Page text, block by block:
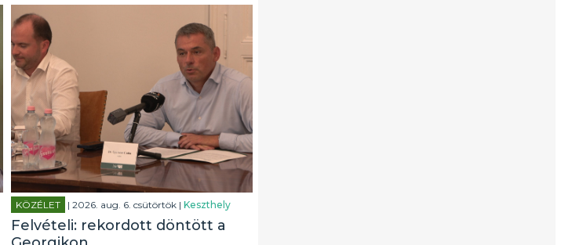
KÖZÉLET | 2026. aug. 6. csütörtök | Keszthely
Felvételi: rekordott döntött a